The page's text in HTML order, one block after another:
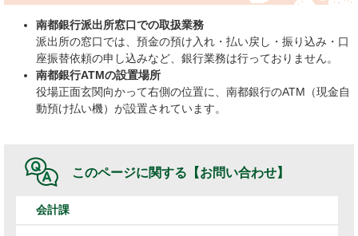
南都銀行派出所窓口での取扱業務
派出所の窓口では、預金の預け入れ・払い戻し・振り込み・口
座振替依頼の申し込みなど、銀行業務は行っておりません。
南都銀行ATMの設置場所
役場正面玄関向かって右側の位置に、南都銀行のATM（現金自
動預け払い機）が設置されています。
このページに関する 【お問い合わせ】
会計課